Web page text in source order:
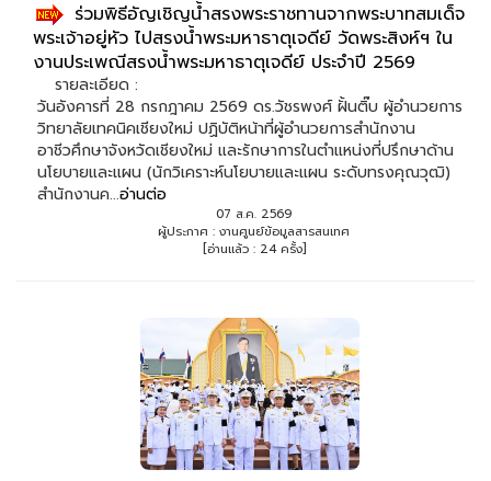
ร่วมพิธีอัญเชิญน้ำสรงพระราชทานจากพระบาทสมเด็จ
พระเจ้าอยู่หัว ไปสรงน้ำพระมหาธาตุเจดีย์ วัดพระสิงห์ฯ ใน
งานประเพณีสรงน้ำพระมหาธาตุเจดีย์ ประจำปี 2569
รายละเอียด :
วันอังคารที่ 28 กรกฎาคม 2569 ดร.วัชรพงศ์ ฝั้นติ๊บ ผู้อำนวยการ
วิทยาลัยเทคนิคเชียงใหม่ ปฏิบัติหน้าที่ผู้อำนวยการสำนักงาน
อาชีวศึกษาจังหวัดเชียงใหม่ และรักษาการในตำแหน่งที่ปรึกษาด้าน
นโยบายและแผน (นักวิเคราะห์นโยบายและแผน ระดับทรงคุณวุฒิ)
สำนักงานค...อ่านต่อ
07 ส.ค. 2569
ผู้ประกาศ : งานศูนย์ข้อมูลสารสนเทศ
[อ่านแล้ว : 24 ครั้ง]